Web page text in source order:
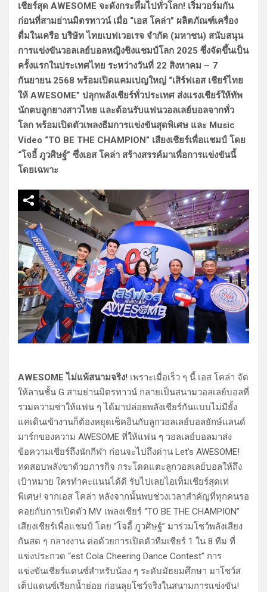
เชียร์สุด AWESOME จะดังกระหึ่มไปทั่วโลก! เริ่มวอร์มกัน
ก่อนที่สามย่านมิตรทาวน์ เมื่อ “เอส โคล่า” ผลิตภัณฑ์เครื่อง
ดื่มในเครือ บริษัท ไทยเบฟเวอเรจ จำกัด (มหาชน) สนับสนุน
การแข่งขันวอลเลย์บอลหญิงชิงแชมป์โลก 2025 ซึ่งจัดขึ้นเป็น
ครั้งแรกในประเทศไทย ระหว่างวันที่ 22 สิงหาคม – 7
กันยายน 2568 พร้อมเปิดแคมเปญใหญ่ “เสิร์ฟเอส เชียร์ไทย
ให้ AWESOME” ปลุกพลังเชียร์ทั่วประเทศ ส่งแรงเชียร์ให้ทัพ
นักตบลูกยางสาวไทย และต้อนรับแฟนวอลเลย์บอลจากทั่ว
โลก พร้อมเปิดตัวเพลงธีมการแข่งขันสุดพิเศษ และ Music
Video “TO BE THE CHAMPION” เสียงเชียร์เพื่อแชมป์ โดย
“โจอี้ ภูวศิษฐ์” ซึ่งเอส โคล่า สร้างสรรค์มาเพื่อการแข่งขันนี้
โดยเฉพาะ
AWESOME ไม่แพ้สนามจริง! เพราะเมื่อเร็ว ๆ นี้ เอส โคล่า จัด
ให้ลานชั้น G สามย่านมิตรทาวน์ กลายเป็นสนามวอลเลย์บอลที่
รวมความซ่าให้แฟน ๆ ได้มาปล่อยพลังเชียร์กันแบบไม่มียั้ง
แค่เดินเข้างานก็ต้องหยุดเช็คอินกับลูกวอลเลย์บอลยักษ์แลนด์
มาร์กของความ AWESOME ที่ให้แฟน ๆ วอลเลย์บอลมาส่ง
ข้อความเชียร์ถึงนักกีฬา ก่อนจะไปถึงด่าน Let’s AWESOME!
ทดสอบพลังขาด้วยภารกิจ กระโดดแตะลูกวอลเลย์บอลให้ถึง
เป้าหมาย ใครทำคะแนนได้ดี รับไปเลยไอเท็มเชียร์สุดเท่
พิเศษ! จากเอส โคล่า หลังจากนั้นพบช่วงเวลาสำคัญที่ทุกคนรอ
คอยกับการเปิดตัว MV เพลงเชียร์ “TO BE THE CHAMPION”
เสียงเชียร์เพื่อแชมป์ โดย “โจอี้ ภูวศิษฐ์” มาร่วมโชว์พลังเสียง
กันสด ๆ กลางงาน ต่อด้วยการเปิดตัวทีมเชียร์ 1 ใน 8 ทีม ที่
แข่งประกวด “est Cola Cheering Dance Contest” การ
แข่งขันเชียร์แดนซ์สำหรับน้อง ๆ ระดับมัธยมศึกษา มาโชว์ส
เต็ปแดนซ์เรียกน้ำย่อย ก่อนลุยโชว์จริงในสนามการแข่งขัน!